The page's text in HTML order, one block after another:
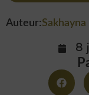
Auteur:Sakhayna
8